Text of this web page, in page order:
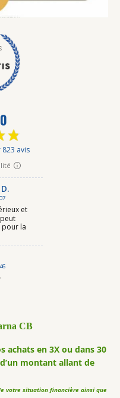
CB
achats en 3X ou dans 30
montant allant de
votre situation financière ainsi que